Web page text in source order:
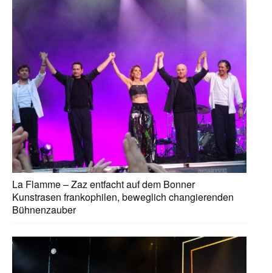
La Flamme – Zaz entfacht auf dem Bonner
Kunstrasen frankophilen, beweglich changierenden
Bühnenzauber